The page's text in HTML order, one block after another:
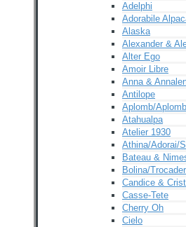
Adelphi
Adorabile
Alaska
Alexander &
Alter Ego
Amoir Libre
Anna &
Antilope
Aplomb/
Atahualpa
Atelier 1930
Athina/Adorai/
Bateau &
Bolina/
Candice &
Casse-Tete
Cherry Oh
Cielo